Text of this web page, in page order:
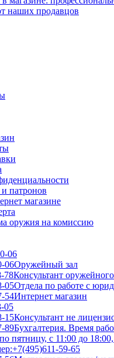
наших продавцов
патронов
магазине
оружия на комиссию
06
06Оружейный зал
78Консультант оружейного
05Отдела по работе с
54Интернет магазин
05
15Консультант не
89Бухгалтерия. Время
пятницу, с 11:00 до
59-65